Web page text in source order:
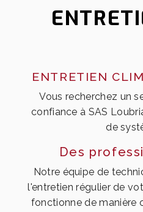
ENTRETIEN
Vous recherchez un
confiance à SAS
de
Des
Notre équipe de
l'entretien régulier de
fonctionne de manière